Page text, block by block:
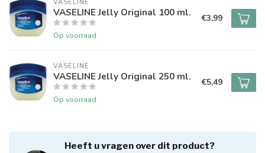
VASELINE
VASELINE Jelly Original 100 ml.
Op voorraad
€3,99
VASELINE
VASELINE Jelly Original 250 ml.
Op voorraad
€5,49
Heeft u vragen over dit product?